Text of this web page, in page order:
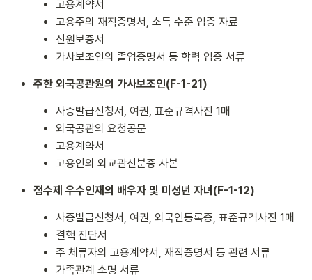
고용계약서
고용주의 재직증명서, 소득 수준 입증 자료
신원보증서
가사보조인의 졸업증명서 등 학력 입증 서류
주한 외국공관원의 가사보조인(F-1-21)
사증발급신청서, 여권, 표준규격사진 1매
외국공관의 요청공문
고용계약서
고용인의 외교관신분증 사본
점수제 우수인재의 배우자 및 미성년 자녀(F-1-12)
사증발급신청서, 여권, 외국인등록증, 표준규격사진 1매
결핵 진단서
주 체류자의 고용계약서, 재직증명서 등 관련 서류
가족관계 소명 서류